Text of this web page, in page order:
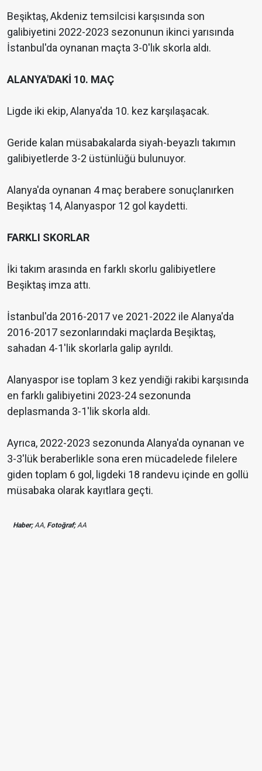
Beşiktaş, Akdeniz temsilcisi karşısında son
galibiyetini 2022-2023 sezonunun ikinci yarısında
İstanbul'da oynanan maçta 3-0'lık skorla aldı.
ALANYA'DAKİ 10. MAÇ
Ligde iki ekip, Alanya'da 10. kez karşılaşacak.
Geride kalan müsabakalarda siyah-beyazlı takımın
galibiyetlerde 3-2 üstünlüğü bulunuyor.
Alanya'da oynanan 4 maç berabere sonuçlanırken
Beşiktaş 14, Alanyaspor 12 gol kaydetti.
FARKLI SKORLAR
İki takım arasında en farklı skorlu galibiyetlere
Beşiktaş imza attı.
İstanbul'da 2016-2017 ve 2021-2022 ile Alanya'da
2016-2017 sezonlarındaki maçlarda Beşiktaş,
sahadan 4-1'lik skorlarla galip ayrıldı.
Alanyaspor ise toplam 3 kez yendiği rakibi karşısında
en farklı galibiyetini 2023-24 sezonunda
deplasmanda 3-1'lik skorla aldı.
Ayrıca, 2022-2023 sezonunda Alanya'da oynanan ve
3-3'lük beraberlikle sona eren mücadelede filelere
giden toplam 6 gol, ligdeki 18 randevu içinde en gollü
müsabaka olarak kayıtlara geçti.
Haber;AA, Fotoğraf;AA